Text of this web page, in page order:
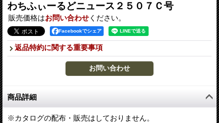
わちふぃーるどニュース２５０７Ｃ号
販売価格はお問い合わせ ください。
Facebookでシェア
返品特約に関する重要事項
商品詳細
※カタログの配布・販売はしておりません。